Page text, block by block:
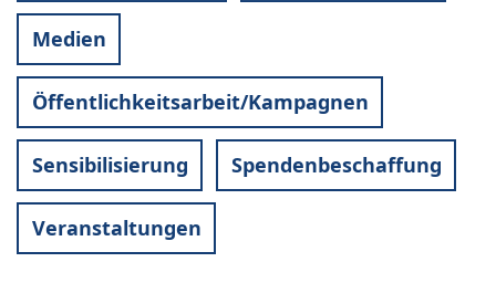
Medien
Öffentlichkeitsarbeit/Kampagnen
Sensibilisierung Spendenbeschaffung
Veranstaltungen